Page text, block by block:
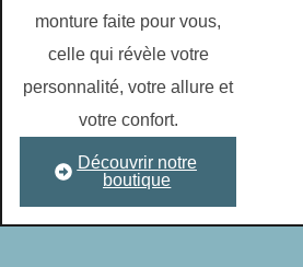
monture faite pour vous,
celle qui révèle votre
personnalité, votre allure et
votre confort.
Découvrir notre
boutique